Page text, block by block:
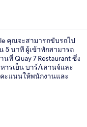
คุณจะสามารถขับรถไป
5 นาที ผู้เข้าพักสามารถ
ที่ Quay 7 Restaurant ซึ่ง
ารเย็น บาร์/เลานจ์และ
คะแนนให้พนักงานและ